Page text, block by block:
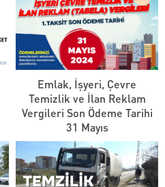
Emlak, İşyeri, Çevre
Temizlik ve İlan Reklam
Vergileri Son Ödeme Tarihi
31 Mayıs